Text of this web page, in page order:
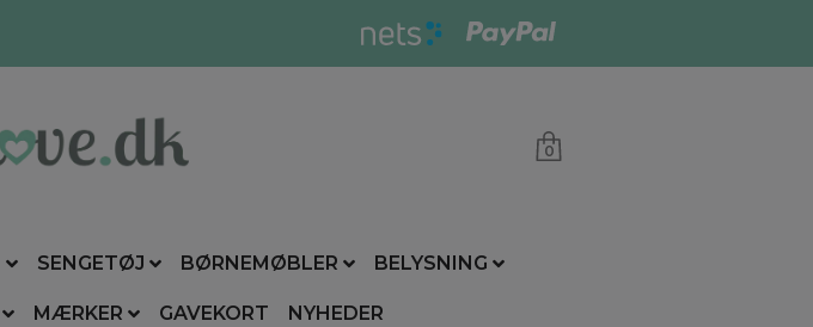
0
SENGETØJ BØRNEMØBLER BELYSNING
MÆRKER GAVEKORT NYHEDER